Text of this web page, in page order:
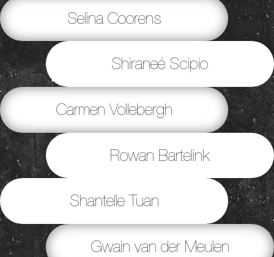
Selina Coorens
Shiraneé Scipio
Carmen Vollebergh
Rowan Bartelink
Shantelle Tuan
Gwain van der Meulen